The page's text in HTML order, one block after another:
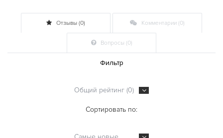
Отзывы (0) Комментарии (0)
Вопросы (0)
Фильтр
Общий рейтинг (0)
Сортировать по: